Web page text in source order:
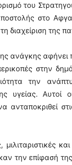
του
στο
διαχείριση της
ανάγκης αφήνει
στην
την
υγείας. Αυτοί
την επίφασή